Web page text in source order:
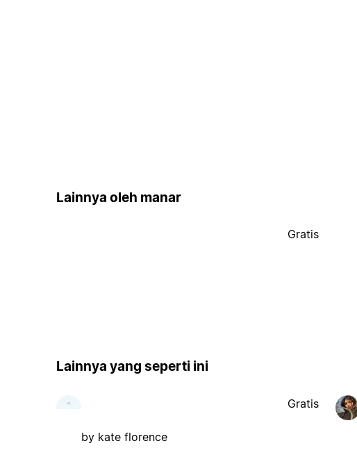
Lainnya oleh manar
Gratis
Lainnya yang seperti ini
by kate florence
Gratis